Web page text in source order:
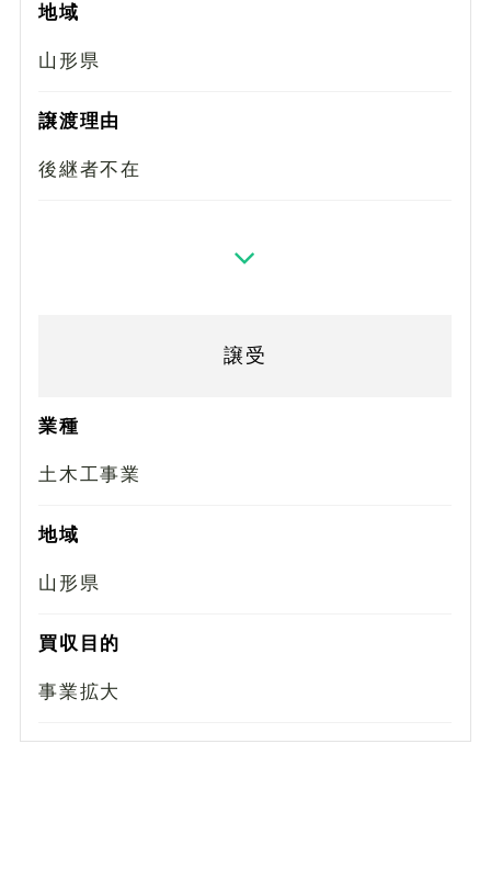
地域
山形県
譲渡理由
後継者不在
譲受
業種
土木工事業
地域
山形県
買収目的
事業拡大